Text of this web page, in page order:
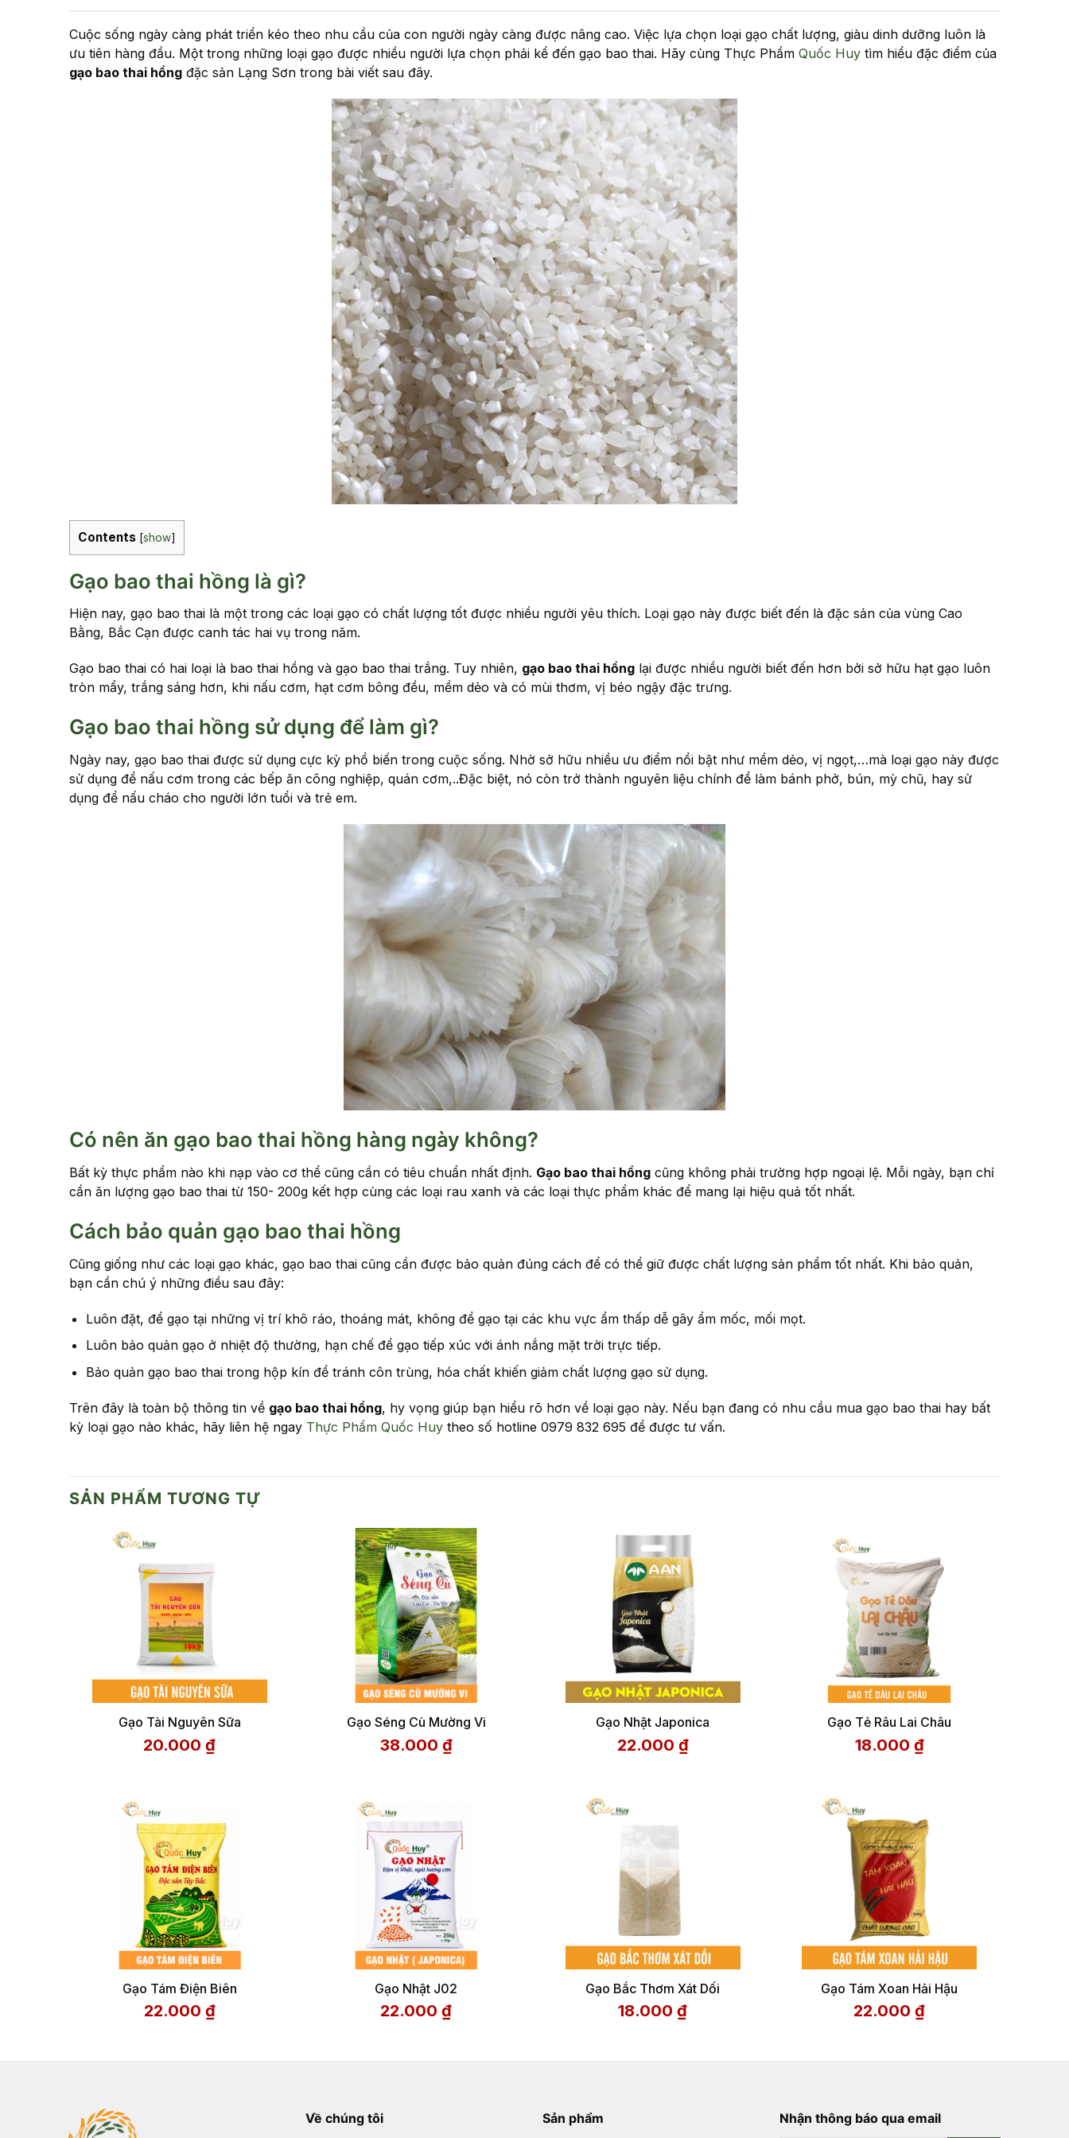
Cuộc sống ngày càng phát triển kéo theo nhu cầu của con người ngày càng được nâng cao. Việc lựa chọn loại gạo chất lượng, giàu dinh dưỡng luôn là
ưu tiên hàng đầu. Một trong những loại gạo được nhiều người lựa chọn phải kể đến gạo bao thai. Hãy cùng Thực Phẩm Quốc Huy tìm hiểu đặc điểm của
gạo bao thai hồng đặc sản Lạng Sơn trong bài viết sau đây.
Contents [show]
Gạo bao thai hồng là gì?
Hiện nay, gạo bao thai là một trong các loại gạo có chất lượng tốt được nhiều người yêu thích. Loại gạo này được biết đến là đặc sản của vùng Cao
Bằng, Bắc Cạn được canh tác hai vụ trong năm.
Gạo bao thai có hai loại là bao thai hồng và gạo bao thai trắng. Tuy nhiên, gạo bao thai hồng lại được nhiều người biết đến hơn bởi sở hữu hạt gạo luôn
tròn mẩy, trắng sáng hơn, khi nấu cơm, hạt cơm bông đều, mềm dẻo và có mùi thơm, vị béo ngậy đặc trưng.
Gạo bao thai hồng sử dụng để làm gì?
Ngày nay, gạo bao thai được sử dụng cực kỳ phổ biến trong cuộc sống. Nhờ sở hữu nhiều ưu điểm nổi bật như mềm dẻo, vị ngọt,…mà loại gạo này được
sử dụng để nấu cơm trong các bếp ăn công nghiệp, quán cơm,..Đặc biệt, nó còn trở thành nguyên liệu chính để làm bánh phở, bún, mỳ chũ, hay sử
dụng để nấu cháo cho người lớn tuổi và trẻ em.
Có nên ăn gạo bao thai hồng hàng ngày không?
Bất kỳ thực phẩm nào khi nạp vào cơ thể cũng cần có tiêu chuẩn nhất định. Gạo bao thai hồng cũng không phải trường hợp ngoại lệ. Mỗi ngày, bạn chỉ
cần ăn lượng gạo bao thai từ 150- 200g kết hợp cùng các loại rau xanh và các loại thực phẩm khác để mang lại hiệu quả tốt nhất.
Cách bảo quản gạo bao thai hồng
Cũng giống như các loại gạo khác, gạo bao thai cũng cần được bảo quản đúng cách để có thể giữ được chất lượng sản phẩm tốt nhất. Khi bảo quản,
bạn cần chú ý những điều sau đây:
Luôn đặt, để gạo tại những vị trí khô ráo, thoáng mát, không để gạo tại các khu vực ẩm thấp dễ gây ẩm mốc, mối mọt.
Luôn bảo quản gạo ở nhiệt độ thường, hạn chế để gạo tiếp xúc với ánh nắng mặt trời trực tiếp.
Bảo quản gạo bao thai trong hộp kín để tránh côn trùng, hóa chất khiến giảm chất lượng gạo sử dụng.
Trên đây là toàn bộ thông tin về gạo bao thai hồng, hy vọng giúp bạn hiểu rõ hơn về loại gạo này. Nếu bạn đang có nhu cầu mua gạo bao thai hay bất
kỳ loại gạo nào khác, hãy liên hệ ngay Thực Phẩm Quốc Huy theo số hotline 0979 832 695 để được tư vấn.
SẢN PHẨM TƯƠNG TỰ
Gạo Tài Nguyên Sữa
20.000₫
Gạo Séng Cù Mường Vi
38.000 ₫
Gạo Nhật Japonica
22.000 ₫
Gạo Tẻ Râu Lai Châu
18.000 ₫
Gạo Tám Điện Biên
22.000 ₫
Gạo Nhật J02
22.000₫
Gạo Bắc Thơm Xát Dối
18.000₫
Gạo Tám Xoan Hải Hậu
22.000₫
Về chúng tôi Sản phẩm Nhận thông báo qua email